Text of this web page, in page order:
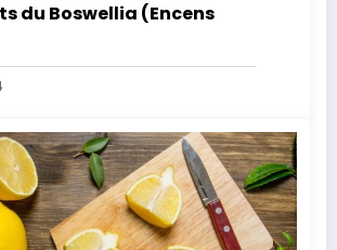
du Boswellia (Encens